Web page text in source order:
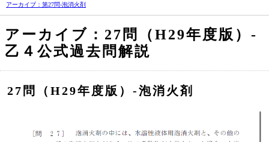
アーカイブ：第27問‐泡消火剤
アーカイブ：27問（H29年度版）‐
乙４公式過去問解説
27問（H29年度版）‐泡消火剤